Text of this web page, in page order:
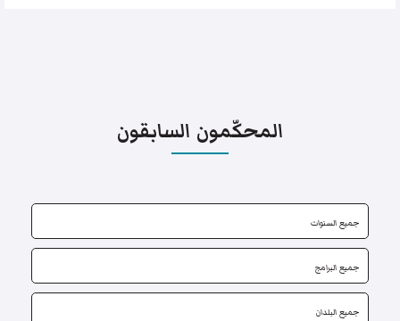
المحكّمون السابقون